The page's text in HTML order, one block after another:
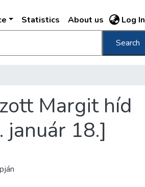
Statistics About us Log In
Search
Margit híd
január 18.]